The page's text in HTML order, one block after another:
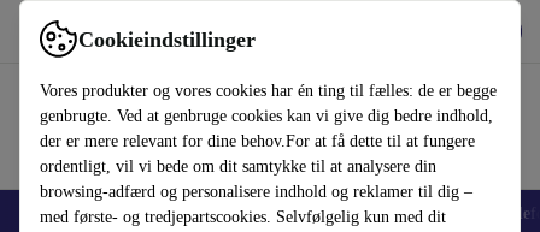
Cookieindstillinger
Vores produkter og vores cookies har én ting til fælles: de er begge
genbrugte. Ved at genbruge cookies kan vi give dig bedre indhold,
der er mere relevant for dine behov.For at få dette til at fungere
ordentligt, vil vi bede om dit samtykke til at analysere din
browsing-adfærd og personalisere indhold og reklamer til dig –
med første- og tredjepartscookies. Selvfølgelig kun med dit
Brug refurbed hurtigt og nemt
Smartphones Bærbare Tablets Smartwatches Tilbehør